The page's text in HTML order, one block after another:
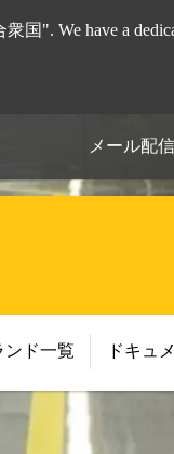
国". We have a
メール配
ンド一覧 ドキュ